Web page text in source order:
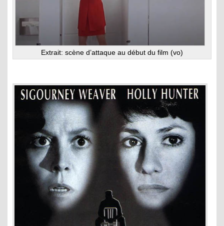
Extrait: scène d’attaque au début du film (vo)